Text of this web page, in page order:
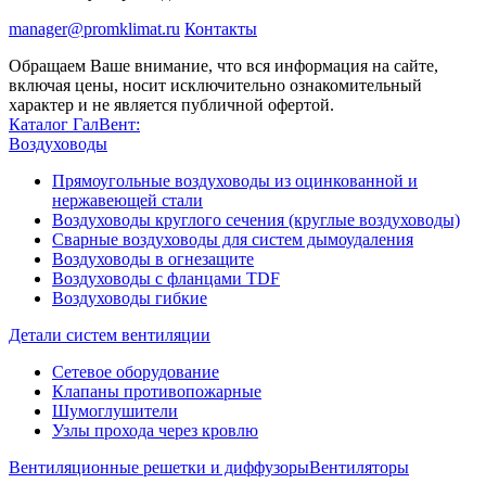
manager@promklimat.ru Контакты
Обращаем Ваше внимание, что вся информация на сайте,
включая цены, носит исключительно ознакомительный
характер и не является публичной офертой.
Каталог ГалВент:
Воздуховоды
Прямоугольные воздуховоды из оцинкованной и
нержавеющей стали
Воздуховоды круглого сечения (круглые воздуховоды)
Сварные воздуховоды для систем дымоудаления
Воздуховоды в огнезащите
Воздуховоды с фланцами TDF
Воздуховоды гибкие
Детали систем вентиляции
Сетевое оборудование
Клапаны противопожарные
Шумоглушители
Узлы прохода через кровлю
Вентиляционные решетки и диффузорыВентиляторы